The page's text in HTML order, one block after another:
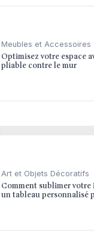
Meubles et Accessoires
Optimisez votre espace
pliable contre le mur
Art et Objets Décoratifs
Comment sublimer votre
un tableau personnalisé